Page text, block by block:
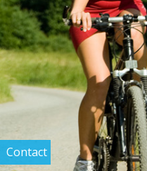
Primary
Contact